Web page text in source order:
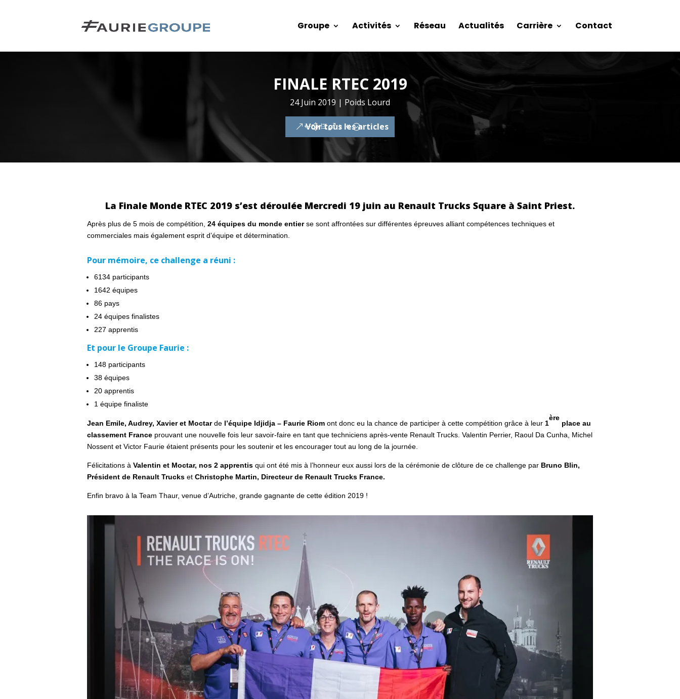
Groupe Activités Réseau Actualités Carrière Contact
FINALE RTEC 2019
24 Juin 2019 | Poids Lourd
Voir tous les articles
La Finale Monde RTEC 2019 s’est déroulée Mercredi 19 juin au Renault Trucks Square à Saint Priest.
Après plus de 5 mois de compétition, 24 équipes du monde entierse sont affrontées sur différentes épreuves alliant compétences techniques et
commerciales mais également esprit d’équipe et détermination.
Pour mémoire, ce challenge a réuni :
6134 participants
1642 équipes
86 pays
24 équipes finalistes
227 apprentis
Et pour le Groupe Faurie :
148 participants
38 équipes
20 apprentis
1 équipe finaliste
Jean Emile, Audrey, Xavier et Moctarde l’équipe Idjidja – Faurie Riom ont donc eu la chance de participer à cette compétition grâce à leur 1
ère
place au
classement France prouvant une nouvelle fois leur savoir-faire en tant que techniciens après-vente Renault Trucks. Valentin Perrier, Raoul Da Cunha, Michel
Nossent et Victor Faurie étaient présents pour les soutenir et les encourager tout au long de la journée.
Félicitations à Valentin et Moctar, nos 2 apprentis qui ont été mis à l’honneur eux aussi lors de la cérémonie de clôture de ce challenge par Bruno Blin,
Président de Renault Trucks et Christophe Martin, Directeur de Renault Trucks France.
Enfin bravo à la Team Thaur, venue d’Autriche, grande gagnante de cette édition 2019 !